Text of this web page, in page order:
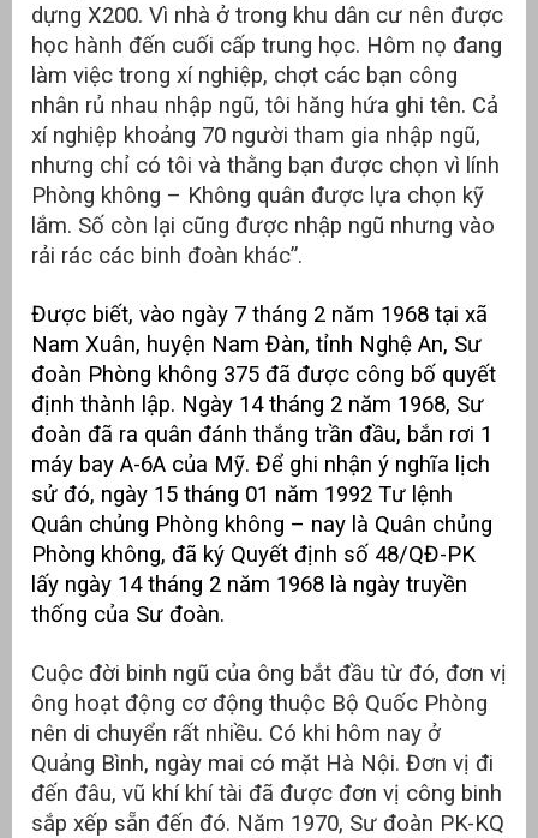
dựng X200. Vì nhà ở trong khu dân cư nên được
học hành đến cuối cấp trung học. Hôm nọ đang
làm việc trong xí nghiệp, chợt các bạn công
nhân rủ nhau nhập ngũ, tôi hăng hứa ghi tên. Cả
xí nghiệp khoảng 70 người tham gia nhập ngũ,
nhưng chỉ có tôi và thằng bạn được chọn vì lính
Phòng không – Không quân được lựa chọn kỹ
lắm. Số còn lại cũng được nhập ngũ nhưng vào
rải rác các binh đoàn khác”.
Được biết, vào ngày 7 tháng 2 năm 1968 tại xã
Nam Xuân, huyện Nam Đàn, tỉnh Nghệ An, Sư
đoàn Phòng không 375 đã được công bố quyết
định thành lập. Ngày 14 tháng 2 năm 1968, Sư
đoàn đã ra quân đánh thắng trần đầu, bắn rơi 1
máy bay A-6A của Mỹ. Để ghi nhận ý nghĩa lịch
sử đó, ngày 15 tháng 01 năm 1992 Tư lệnh
Quân chủng Phòng không – nay là Quân chủng
Phòng không, đã ký Quyết định số 48/QĐ-PK
lấy ngày 14 tháng 2 năm 1968 là ngày truyền
thống của Sư đoàn.
Cuộc đời binh ngũ của ông bắt đầu từ đó, đơn vị
ông hoạt động cơ động thuộc Bộ Quốc Phòng
nên di chuyển rất nhiều. Có khi hôm nay ở
Quảng Bình, ngày mai có mặt Hà Nội. Đơn vị đi
đến đâu, vũ khí khí tài đã được đơn vị công binh
sắp xếp sẵn đến đó. Năm 1970, Sư đoàn PK-KQ